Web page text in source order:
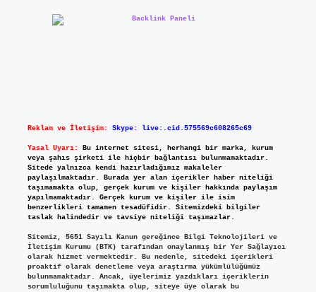
Reklam ve İletişim: Skype: live:.cid.575569c608265c69
Yasal Uyarı:
Bu internet sitesi, herhangi bir marka, kurum
veya şahıs şirketi ile hiçbir bağlantısı bulunmamaktadır.
Sitede yalnızca kendi hazırladığımız makaleler
paylaşılmaktadır. Burada yer alan içerikler haber niteliği
taşımamakta olup, gerçek kurum ve kişiler hakkında paylaşım
yapılmamaktadır. Gerçek kurum ve kişiler ile isim
benzerlikleri tamamen tesadüfidir. Sitemizdeki bilgiler
taslak halindedir ve tavsiye niteliği taşımazlar.
Sitemiz, 5651 Sayılı Kanun gereğince Bilgi Teknolojileri ve
İletişim Kurumu (BTK) tarafından onaylanmış bir Yer Sağlayıcı
olarak hizmet vermektedir. Bu nedenle, sitedeki içerikleri
proaktif olarak denetleme veya araştırma yükümlülüğümüz
bulunmamaktadır. Ancak, üyelerimiz yazdıkları içeriklerin
sorumluluğunu taşımakta olup, siteye üye olarak bu